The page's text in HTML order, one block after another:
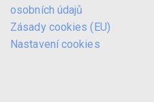
osobních údajů
Zásady cookies (EU)
Nastavení cookies